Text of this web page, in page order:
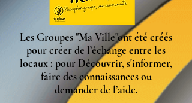
Les Groupes "Ma Ville"ont été créés
pour créer de l’échange entre les
locaux : pour Découvrir, s'informer,
faire des connaissances ou
demander de l’aide.